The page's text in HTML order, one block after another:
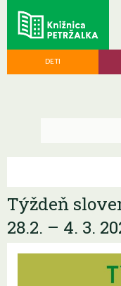
DETI
Týždeň
28.2. – 4. 3.